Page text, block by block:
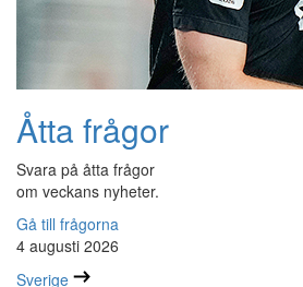
Åtta frågor
Svara på åtta frågor
om veckans nyheter.
Gå till frågorna
4 augusti 2026
Sverige